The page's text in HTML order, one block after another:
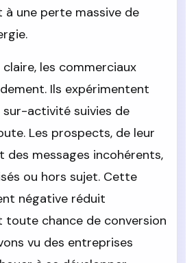
à une perte massive de
les commerciaux
Ils expérimentent
sur-activité suivies de
Les prospects, de leur
des messages incohérents,
ou hors sujet. Cette
négative réduit
toute chance de conversion
vu des entreprises